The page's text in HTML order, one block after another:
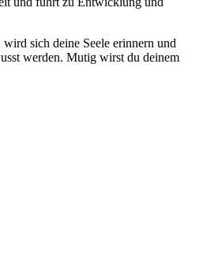
sich deine Seele erinnern und
werden. Mutig wirst du deinem